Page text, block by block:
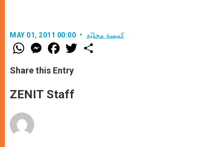
MAY 01, 2011 00:00 كنيسة محليّة
W
h
t
s
p
p
M
e
s
e
g
e
F
a
e
b
o
k
w
Share this Entry
ZENIT Staff